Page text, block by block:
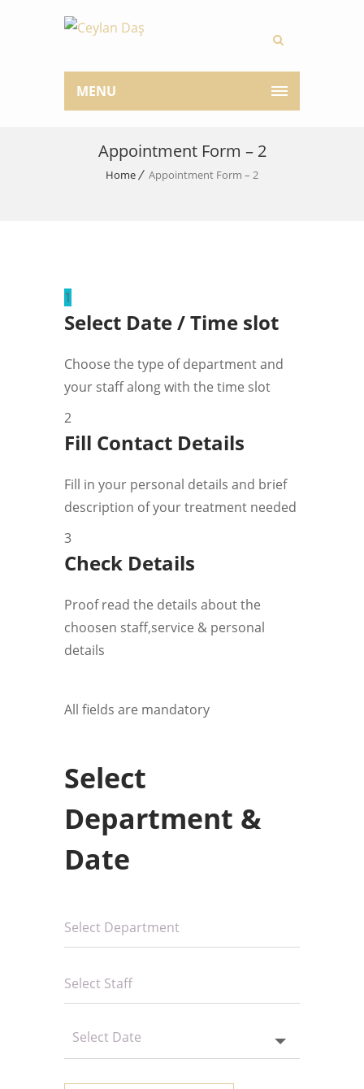
MENU
Appointment Form – 2
Home Appointment Form – 2
1
Select Date / Time slot
Choose the type of department and
your staff along with the time slot
2
Fill Contact Details
Fill in your personal details and brief
description of your treatment needed
3
Check Details
Proof read the details about the
choosen staff,service & personal
details
All fields are mandatory
Select
Department &
Date